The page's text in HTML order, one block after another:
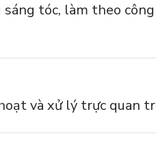
sáng tóc, làm theo
và xử lý trực quan